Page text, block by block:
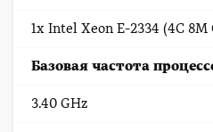
1x Intel Xeon E-2334 (4C 8M
Базовая частота
3.40 GHz